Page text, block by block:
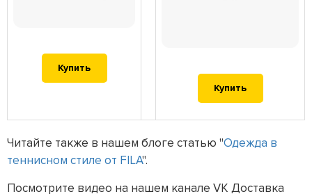
Купить
Купить
Читайте также в нашем блоге статью "Одежда в
теннисном стиле от FILA".
Посмотрите видео на нашем канале VK Доставка